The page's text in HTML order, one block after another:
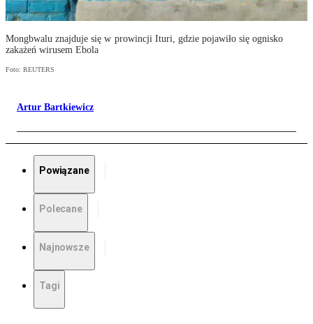
Mongbwalu znajduje się w prowincji Ituri, gdzie pojawiło się ognisko
zakażeń wirusem Ebola
Foto: REUTERS
Artur Bartkiewicz
Powiązane
Polecane
Najnowsze
Tagi